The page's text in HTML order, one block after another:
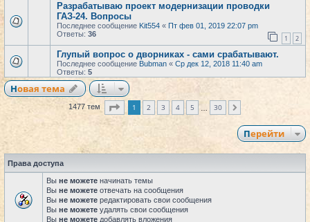
Разрабатываю проект модернизации проводки
ГАЗ-24. Вопросы
Последнее сообщение Kit554 « Пт фев 01, 2019 22:07 pm
Ответы: 36 1 2
Глупый вопрос о дворниках - сами срабатывают.
Последнее сообщение Bubman « Ср дек 12, 2018 11:40 am
Ответы: 5
Новая тема
1477 тем Страница из
1 2 3 4 5 30
Перейти
Права доступа
Вы не можете начинать темы
Вы не можете отвечать на сообщения
Вы не можете редактировать свои сообщения
Вы не можете удалять свои сообщения
Вы не можете добавлять вложения